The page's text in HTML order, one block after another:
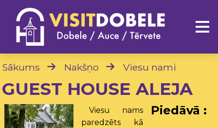
Sākums Nakšņo Viesu nami
GUEST HOUSE ALEJA
Piedāvā :
Viesu nams
paredzēts kā